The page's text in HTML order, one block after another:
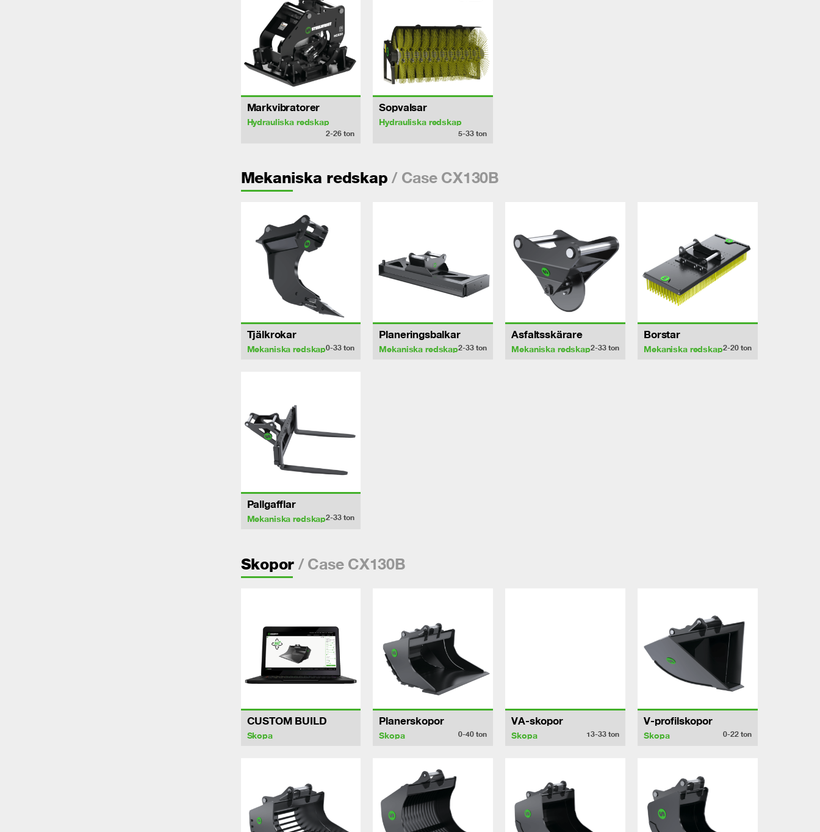
Markvibratorer
Hydrauliska redskap
2-26ton
Sopvalsar
Hydrauliska redskap
5-33ton
Mekaniska redskap / Case CX130B
Tjälkrokar
Mekaniska redskap0-33ton
Planeringsbalkar
Mekaniska redskap2-33ton
Asfaltsskärare
Mekaniska redskap2-33ton
Borstar
Mekaniska redskap2-20 ton
Pallgafflar
Mekaniska redskap2-33ton
Skopor / Case CX130B
CUSTOM BUILD
Skopa
Planerskopor
Skopa 0-40ton
VA-skopor
Skopa 13-33ton
V-profilskopor
Skopa 0-22 ton